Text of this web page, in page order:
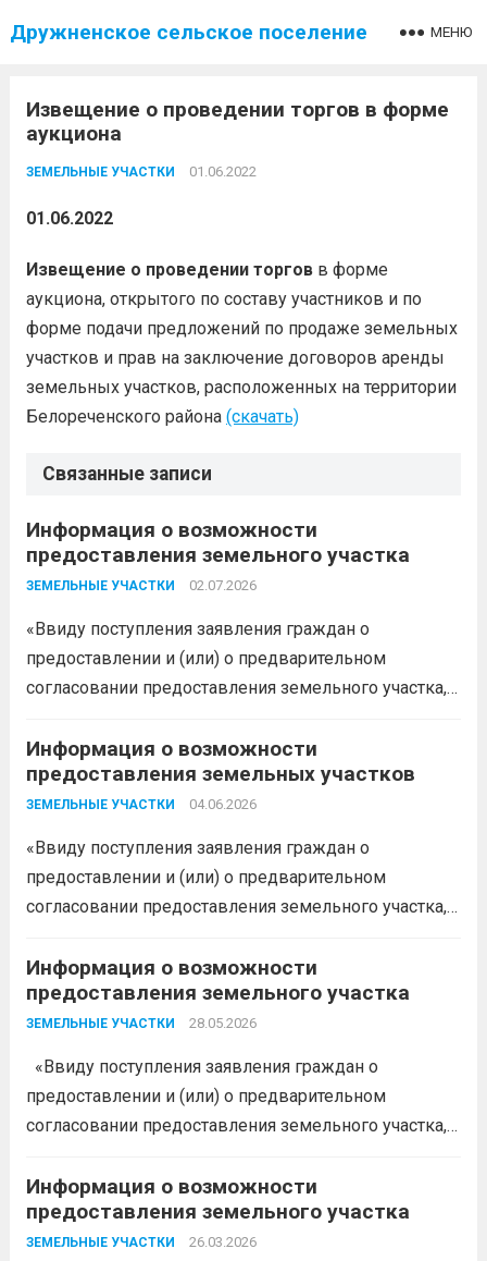
Дружненское сельское поселение МЕНЮ
Извещение о проведении торгов в форме
аукциона
ЗЕМЕЛЬНЫЕ УЧАСТКИ 01.06.2022
01.06.2022
Извещение о проведении торговв форме
аукциона, открытого по составу участников и по
форме подачи предложений по продаже земельных
участков и прав на заключение договоров аренды
земельных участков, расположенных на территории
Белореченского района (скачать)
Связанные записи
Информация о возможности
предоставления земельного участка
ЗЕМЕЛЬНЫЕ УЧАСТКИ 02.07.2026
«Ввиду поступления заявления граждан о
предоставлении и (или) о предварительном
согласовании предоставления земельного участка,
Белореченский муниципальный район
Краснодарского края в соответствии с пп. 1 п. 1 ст.
39.18 ЗК РФ информирует о возможности
Информация о возможности
предоставления земельных участков
ЗЕМЕЛЬНЫЕ УЧАСТКИ 04.06.2026
«Ввиду поступления заявления граждан о
предоставлении и (или) о предварительном
согласовании предоставления земельного участка,
Белореченский муниципальный район
Краснодарского края в соответствии с пп. 1 п. 1 ст.
39.18 ЗК РФ информирует о возможности
Информация о возможности
предоставления земельного участка
ЗЕМЕЛЬНЫЕ УЧАСТКИ 28.05.2026
«Ввиду поступления заявления граждан о
предоставлении и (или) о предварительном
согласовании предоставления земельного участка,
Белореченский муниципальный район
Краснодарского края в соответствии с пп. 1 п. 1 ст.
39.18 ЗК РФ информирует о возможности
Информация о возможности
предоставления земельного участка
ЗЕМЕЛЬНЫЕ УЧАСТКИ 26.03.2026